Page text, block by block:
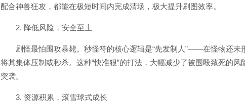
配合神兽狂攻，都能在极短时间内完成清场，极大提升刷图效率。
2. 降低风险，安全至上
刷怪最怕围攻暴毙。秒怪符的核心逻辑是“先发制人”——在怪物还未
将其集体压制或秒杀。这种“快准狠”的打法，大幅减少了被围殴致死的风
突袭。
3. 资源积累，滚雪球式成长